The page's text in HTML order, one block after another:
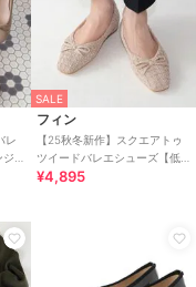
レ
ジ
SALE
フィン
【25秋冬新作】スクエアトゥ
ツイードバレエシューズ【低
反発スポンジ入り】
¥4,895